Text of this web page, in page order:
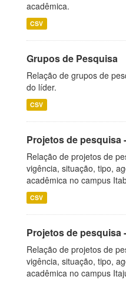
acadêmica.
CSV
Grupos de Pesquisa
Relação de grupos de
do líder.
CSV
Projetos de pesquisa
Relação de projetos de
vigência, situação, tipo,
acadêmica no campus
CSV
Projetos de pesquisa
Relação de projetos de
vigência, situação, tipo,
acadêmica no campus